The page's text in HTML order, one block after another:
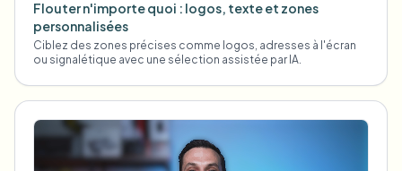
Flouter n'importe quoi : logos, texte et zones
personnalisées
Ciblez des zones précises comme logos, adresses à l'écran
ou signalétique avec une sélection assistée par IA.